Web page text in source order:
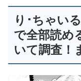
り･ちゃい
で全部読め
いて調査！